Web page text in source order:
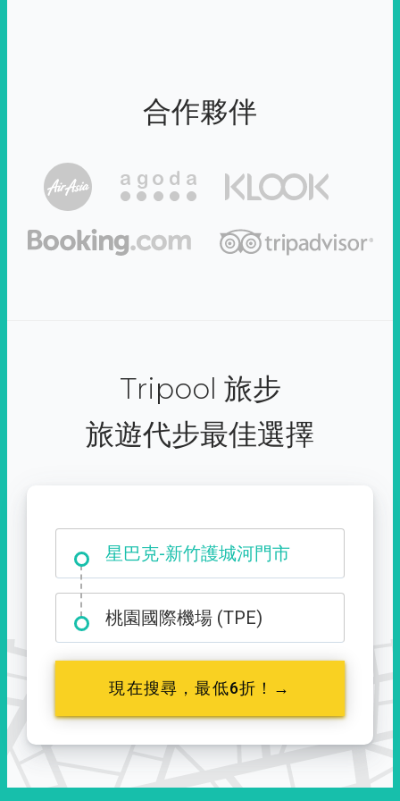
合作夥伴
Tripool 旅步
旅遊代步最佳選擇
星巴克-新竹護城河門市
大霸尖山登山口
桃園國際機場 (TPE)
現在搜尋，最低6折！→